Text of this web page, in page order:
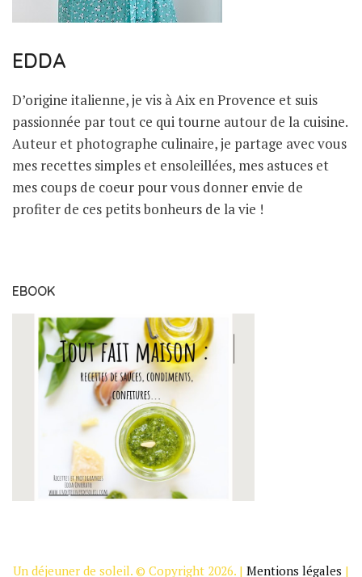
EDDA
D’origine italienne, je vis à Aix en Provence et suis
passionnée par tout ce qui tourne autour de la cuisine.
Auteur et photographe culinaire, je partage avec vous
mes recettes simples et ensoleillées, mes astuces et
mes coups de coeur pour vous donner envie de
profiter de ces petits bonheurs de la vie !
EBOOK
Un déjeuner de soleil. © Copyright 2026. | Mentions légales |